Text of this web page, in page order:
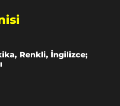
Renkli, İngilizce;